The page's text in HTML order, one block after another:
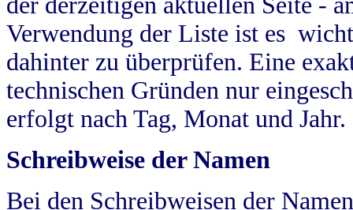
Verwendung der Liste ist es
dahinter zu überprüfen. Eine
technischen Gründen nur
erfolgt nach Tag, Monat und Jahr.
Schreibweise der Namen
Bei den Schreibweisen der